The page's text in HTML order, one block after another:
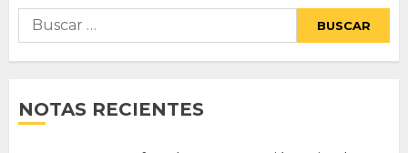
Buscar:
NOTAS RECIENTES